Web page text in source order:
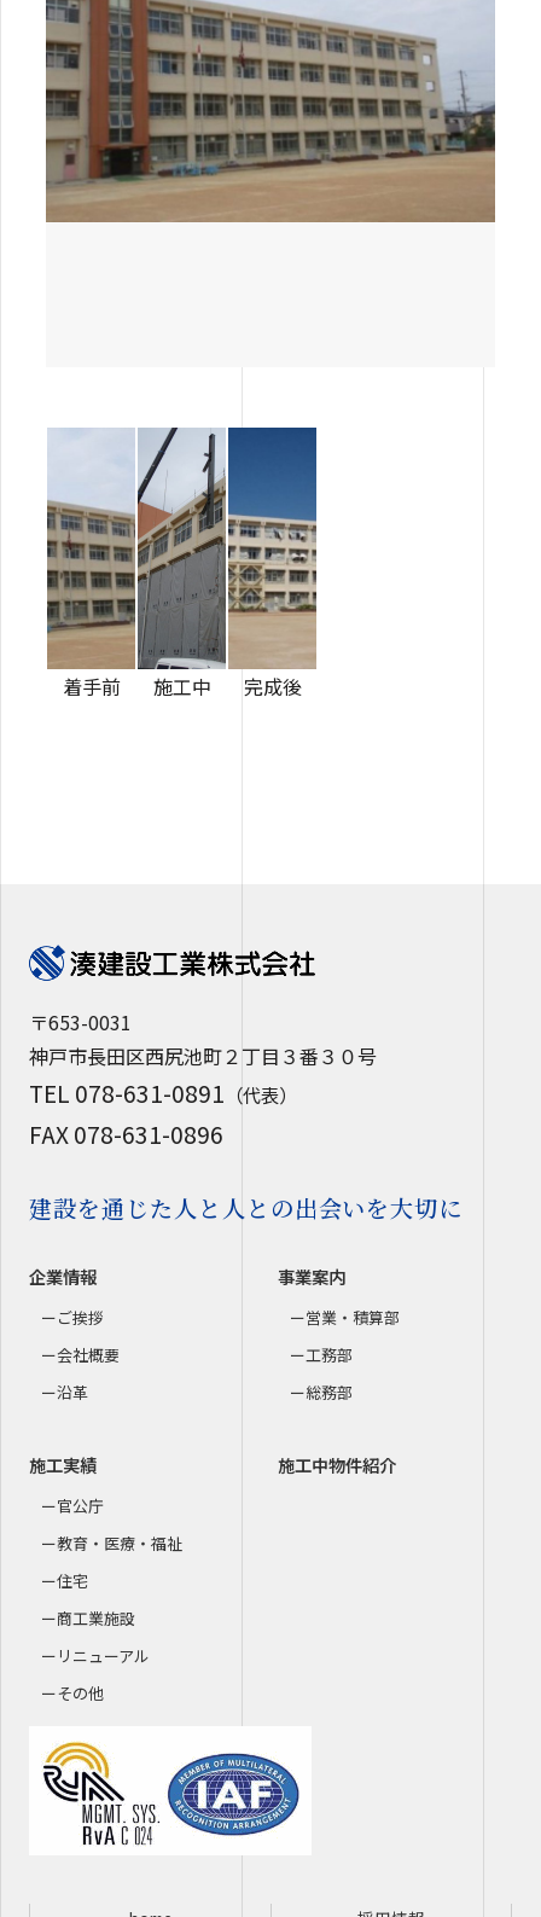
着手前 施工中 完成後
〒653-0031
神戸市長田区西尻池町２丁目３番３０号
TEL 078-631-0891 （代表）
FAX 078-631-0896
建設を通じた人と人との出会いを大切に
企業情報
ご挨拶
会社概要
沿革
事業案内
営業・積算部
工務部
総務部
施工実績
官公庁
教育・医療・福祉
住宅
商工業施設
リニューアル
その他
施工中物件紹介